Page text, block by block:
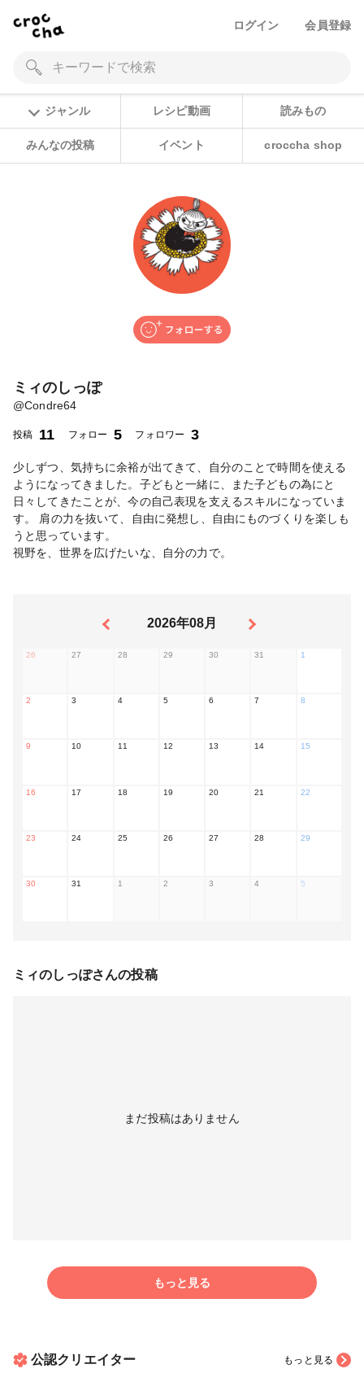
ログイン 会員登録
ジャンル レシピ動画 読みもの
みんなの投稿 イベント croccha shop
ミィのしっぽ
@Condre64
投稿 11 フォロー 5 フォロワー 3
少しずつ、気持ちに余裕が出てきて、自分のことで時間を使える
ようになってきました。子どもと一緒に、また子どもの為にと
日々してきたことが、今の自己表現を支えるスキルになっていま
す。 肩の力を抜いて、自由に発想し、自由にものづくりを楽しも
うと思っています。
視野を、世界を広げたいな、自分の力で。
2026年08月
26 27 28 29 30 31 1
2 3 4 5 6 7 8
9 10 11 12 13 14 15
16 17 18 19 20 21 22
23 24 25 26 27 28 29
30 31 1 2 3 4 5
ミィのしっぽさんの投稿
まだ投稿はありません
もっと見る
公認クリエイター もっと見る